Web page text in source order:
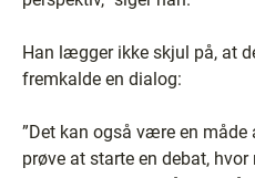
Han lægger ikke skjul på, at
fremkalde en dialog:
”Det kan også være en
prøve at starte en debat,